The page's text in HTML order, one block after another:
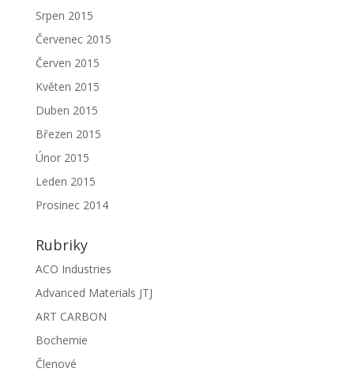
Srpen 2015
Červenec 2015
Červen 2015
Květen 2015
Duben 2015
Březen 2015
Únor 2015
Leden 2015
Prosinec 2014
Rubriky
ACO Industries
Advanced Materials JTJ
ART CARBON
Bochemie
Členové